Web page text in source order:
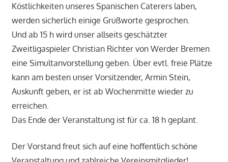
Köstlichkeiten unseres Spanischen Caterers laben,
werden sicherlich einige Grußworte gesprochen.
Und ab 15 h wird unser allseits geschätzter
Zweitligaspieler Christian Richter von Werder Bremen
eine Simultanvorstellung geben. Über evtl. freie Plätze
kann am besten unser Vorsitzender, Armin Stein,
Auskunft geben, er ist ab Wochenmitte wieder zu
erreichen.
Das Ende der Veranstaltung ist für ca. 18 h geplant.
Der Vorstand freut sich auf eine hoffentlich schöne